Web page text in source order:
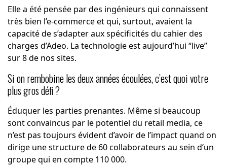
Elle a été pensée par des ingénieurs qui connaissent
très bien l’e-commerce et qui, surtout, avaient la
capacité de s’adapter aux spécificités du cahier des
charges d’Adeo. La technologie est aujourd’hui “live”
sur 8 de nos sites.
Si on rembobine les deux années écoulées, c’est quoi votre
plus gros défi ?
Éduquer les parties prenantes. Même si beaucoup
sont convaincus par le potentiel du retail media, ce
n’est pas toujours évident d’avoir de l’impact quand on
dirige une structure de 60 collaborateurs au sein d’un
groupe qui en compte 110 000.